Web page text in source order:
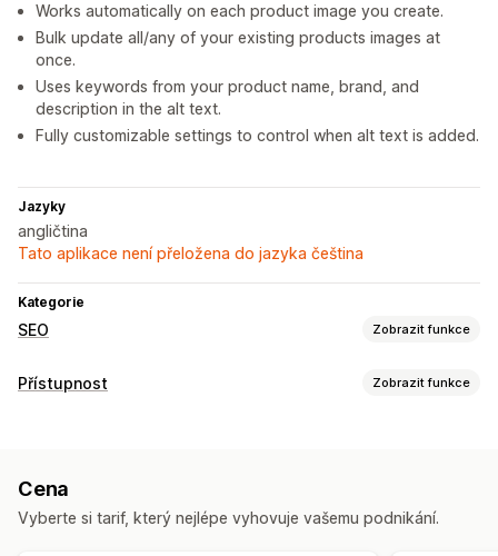
Works automatically on each product image you create.
Bulk update all/any of your existing products images at
once.
Uses keywords from your product name, brand, and
description in the alt text.
Fully customizable settings to control when alt text is added.
Jazyky
angličtina
Tato aplikace není přeložena do jazyka čeština
Kategorie
SEO Zobrazit funkce
Nástroje SEO
Optimalizace obsahu
Přístupnost Zobrazit funkce
Cena
Vyberte si tarif, který nejlépe vyhovuje vašemu podnikání.